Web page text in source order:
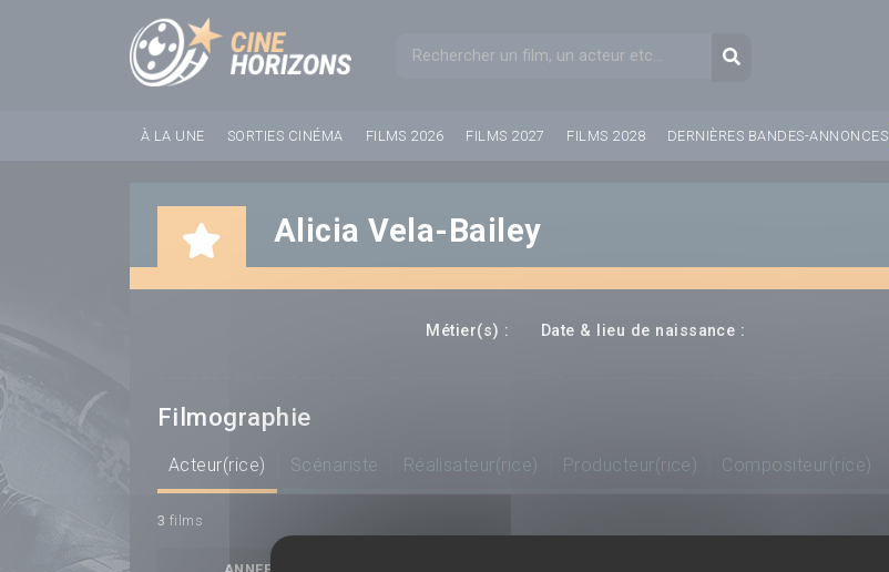
Formulaire de rechercheRecherche
À LA UNE SORTIES CINÉMA FILMS 2026 FILMS 2027 FILMS 2028 DERNIÈRES BANDES-ANNONCES
Alicia Vela-Bailey
Métier(s) : Date & lieu de naissance :
Filmographie
Acteur(rice) Scénariste Réalisateur(rice) Producteur(rice) Compositeur(rice)
3 films
Panneau de gestion des cookies